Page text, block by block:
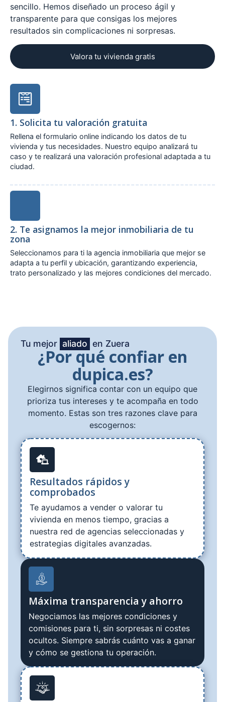
sencillo. Hemos diseñado un proceso ágil y
transparente para que consigas los mejores
resultados sin complicaciones ni sorpresas.
Valora tu vivienda gratis
1. Solicita tu valoración gratuita
Rellena el formulario online indicando los datos de tu
vivienda y tus necesidades. Nuestro equipo analizará tu
caso y te realizará una valoración profesional adaptada a tu
ciudad.
2. Te asignamos la mejor inmobiliaria de tu
zona
Seleccionamos para ti la agencia inmobiliaria que mejor se
adapta a tu perfil y ubicación, garantizando experiencia,
trato personalizado y las mejores condiciones del mercado.
Tu mejor aliado en Zuera
¿Por qué confiar en
dupica.es?
Elegirnos significa contar con un equipo que
prioriza tus intereses y te acompaña en todo
momento. Estas son tres razones clave para
escogernos:
Resultados rápidos y
comprobados
Te ayudamos a vender o valorar tu
vivienda en menos tiempo, gracias a
nuestra red de agencias seleccionadas y
estrategias digitales avanzadas.
Máxima transparencia y ahorro
Negociamos las mejores condiciones y
comisiones para ti, sin sorpresas ni costes
ocultos. Siempre sabrás cuánto vas a ganar
y cómo se gestiona tu operación.